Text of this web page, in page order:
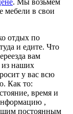
. Мы возьмем
мебели в свои
отдых по
и едите. Что
вам
из наших
у вас всю
Как то:
время и
,
постоянным